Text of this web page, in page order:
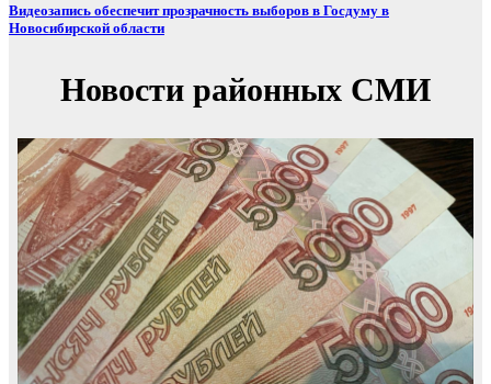
Видеозапись обеспечит прозрачность выборов в Госдуму в
Новосибирской области